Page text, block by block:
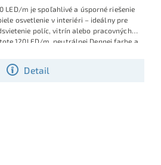
Detail
LED/m je spoľahlivé a úsporné riešenie
osvetlenie v interiéri – ideálny pre
políc, vitrín alebo pracovných
120LED/m, neutrálnej Dennej farbe a
SMD LED pásiky